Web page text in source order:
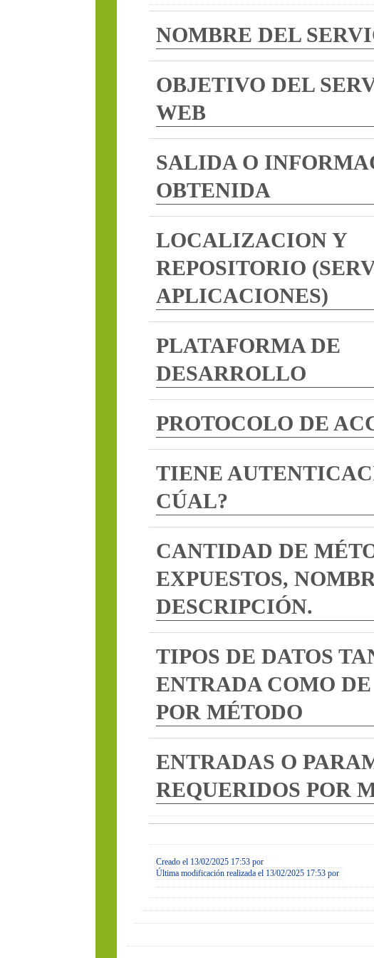
NOMBRE DEL SERVICIO WEB
OBJETIVO DEL SERVICIO
SALIDA O INFORMACIÓN
OBTENIDA
LOCALIZACION Y
REPOSITORIO (SERVIDOR DE
APLICACIONES)
PLATAFORMA DE
DESARROLLO
PROTOCOLO DE ACCESO
TIENE AUTENTICACIÓN?
CANTIDAD DE MÉTODOS
EXPUESTOS, NOMBRES Y
DESCRIPCIÓN.
TIPOS DE DATOS TANTO DE
ENTRADA COMO DE SALIDA
POR MÉTODO
ENTRADAS O PARAMETROS
REQUERIDOS POR MÉTODO
Creado el 13/02/2025 17:53 por
Última modificación realizada el 13/02/2025 17:53 por